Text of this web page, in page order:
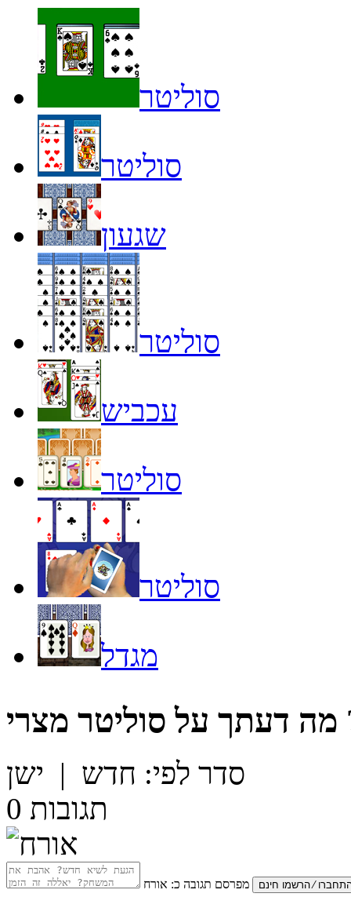
סוליטר
סוליטר
שגעון
סוליטר
עכביש
סוליטר
סוליטר
מגדל
מה דעתך על סוליטר מצרי
סדר לפי: חדש | ישן
0 תגובות
מפרסם תגובה כ: אורח